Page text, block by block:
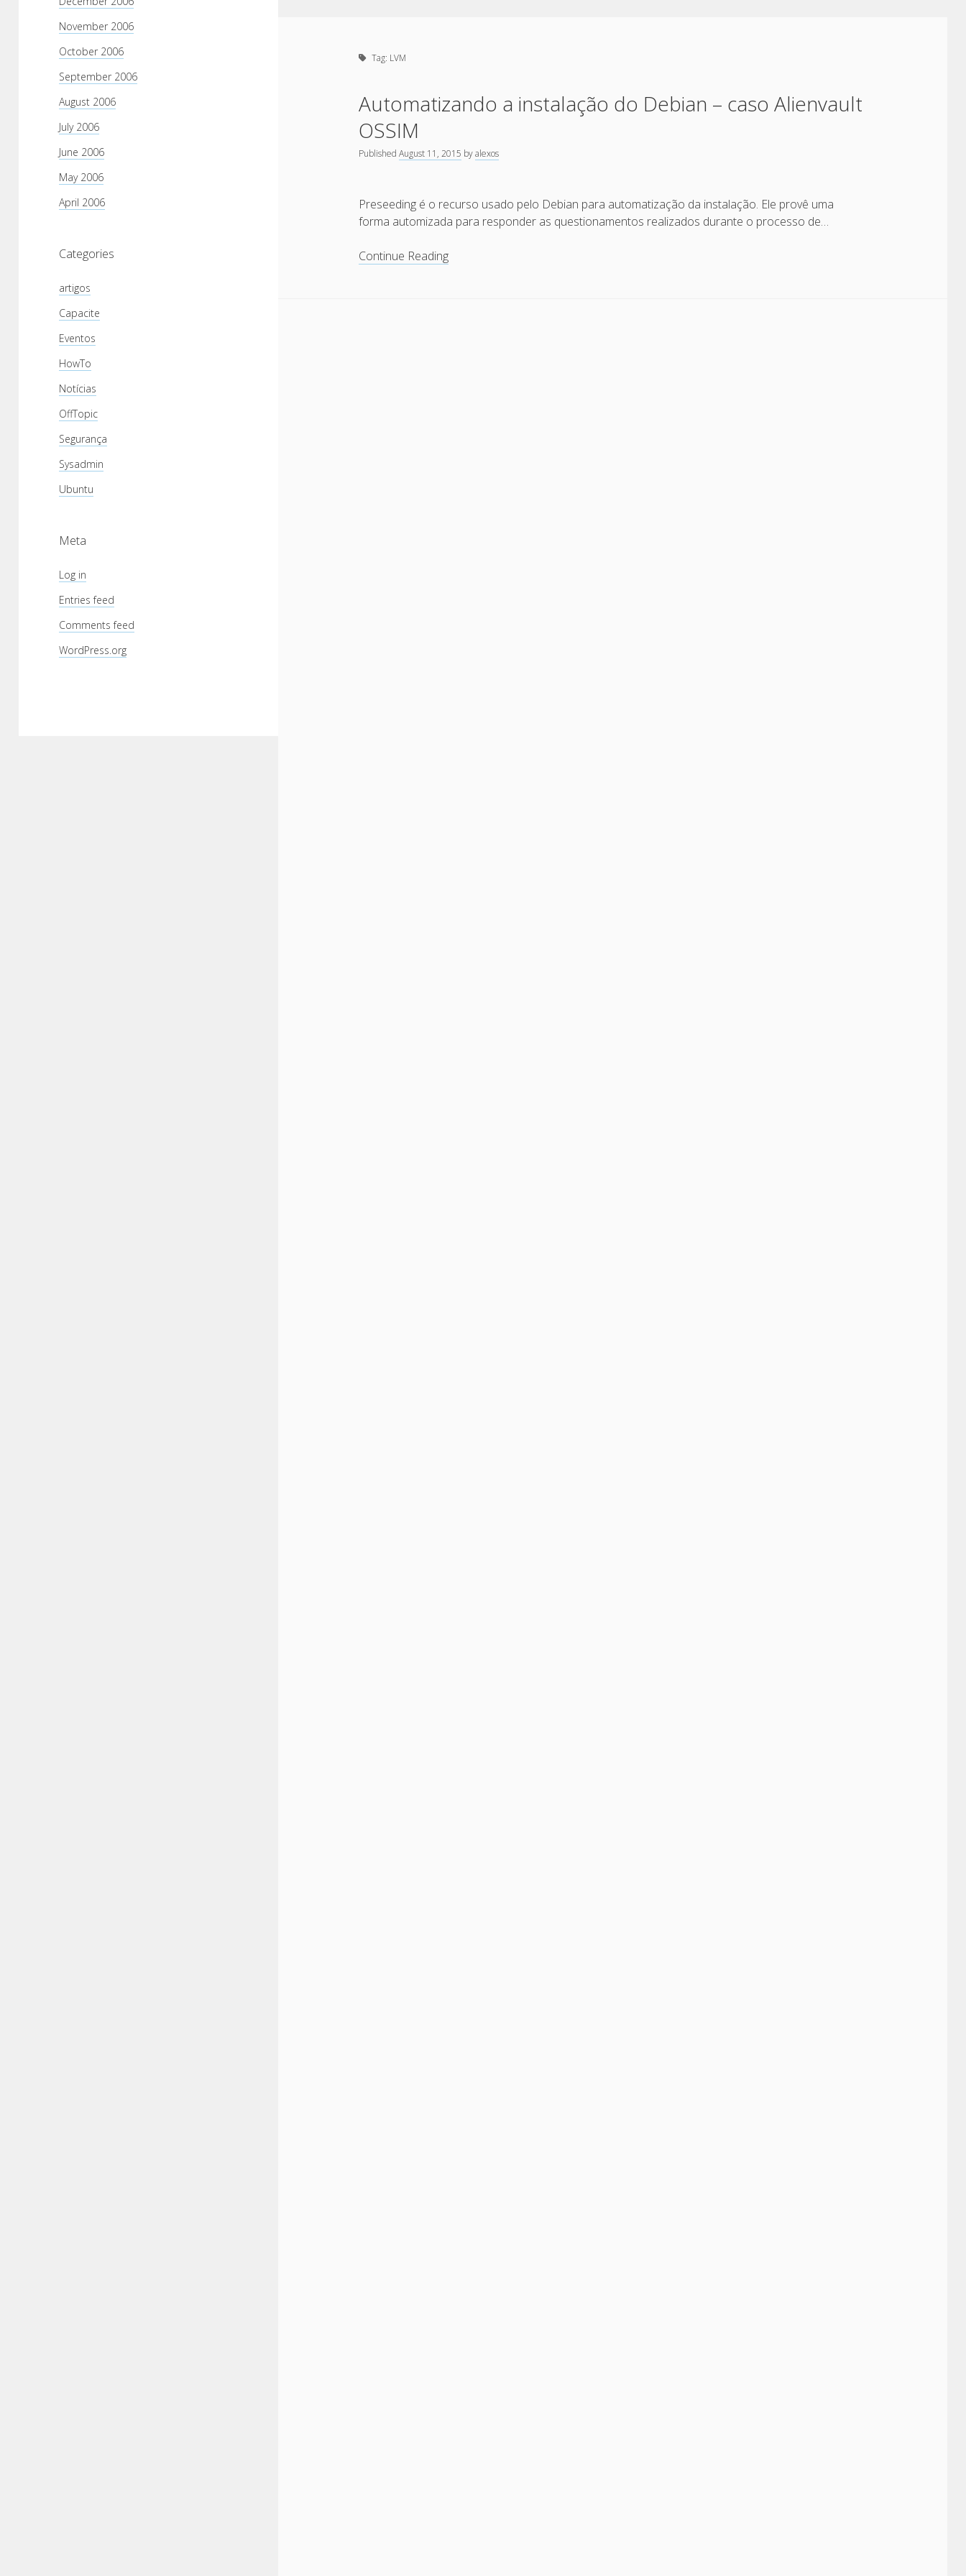
November 2006
October 2006
September 2006
August 2006
July 2006
June 2006
May 2006
April 2006
Categories
artigos
Capacite
Eventos
HowTo
Notícias
OffTopic
Segurança
Sysadmin
Ubuntu
Meta
Log in
Entries feed
Comments feed
WordPress.org
Tag: LVM
Automatizando a instalação do Debian – caso Alienvault
OSSIM
PublishedAugust 11, 2015 byalexos
Preseeding é o recurso usado pelo Debian para automatização da instalação. Ele provê uma
forma automizada para responder as questionamentos realizados durante o processo de…
Continue ReadingAutomatizando